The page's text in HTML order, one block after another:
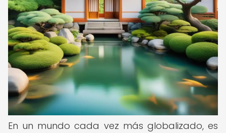
En un mundo cada vez más globalizado, es